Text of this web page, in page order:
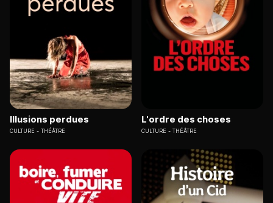
Illusions perdues
CULTURE THÉÂTRE
L'ordre des choses
CULTURE THÉÂTRE